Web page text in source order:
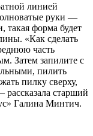
линией
руки —
такая форма будет
«Как сделать
часть
Затем запилите с
пилить
пилку сверху,
старший
Галина Минтич.